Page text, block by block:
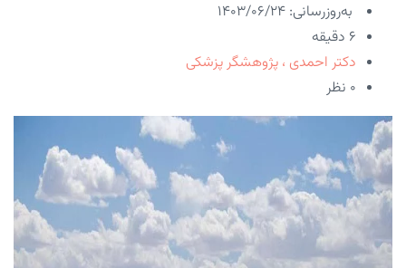
به‌روزرسانی: ۱۴۰۳/۰۶/۲۴
6 دقیقه
دکتر احمدی ، پژوهشگر پزشکی
۰ نظر